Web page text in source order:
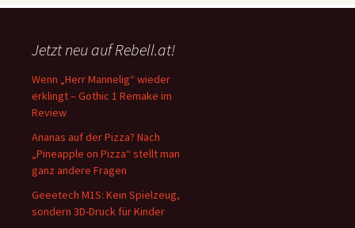
Jetzt neu auf Rebell.at!
Wenn „Herr Mannelig“ wieder
erklingt – Gothic 1 Remake im
Review
Ananas auf der Pizza? Nach
„Pineapple on Pizza“ stellt man
ganz andere Fragen
Geeetech M1S: Kein Spielzeug,
sondern 3D-Druck für Kinder